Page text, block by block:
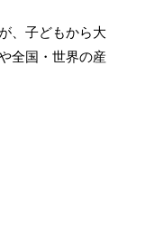
が、子どもから大
全国・世界の産